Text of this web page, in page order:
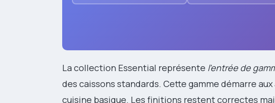
La collection Essential représente l’entrée de
des caissons standards. Cette gamme démarre
cuisine basique. Les finitions restent correctes